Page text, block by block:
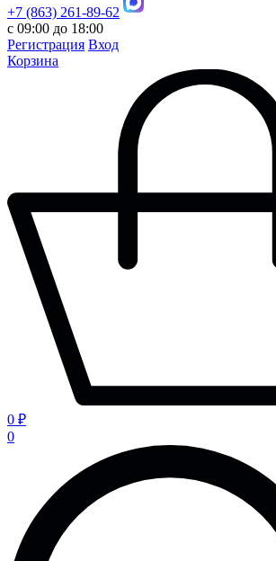
+7 (863) 261-89-62
с 09:00 до 18:00
Регистрация Вход
Корзина
0 ₽
0